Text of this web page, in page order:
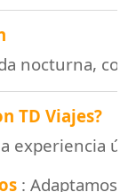
nocturna,
TD Viajes?
experiencia
: Adaptamos